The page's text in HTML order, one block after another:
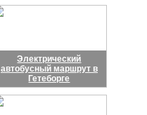
Электрический
автобусный маршрут в
Гетеборге